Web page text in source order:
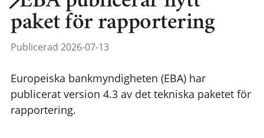
paket för rapportering
Publicerad 2026-07-13
Europeiska bankmyndigheten (EBA) har
publicerat version 4.3 av det tekniska paketet för
rapportering.